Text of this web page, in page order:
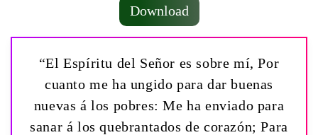
Download
“El Espíritu del Señor es sobre mí, Por
cuanto me ha ungido para dar buenas
nuevas á los pobres: Me ha enviado para
sanar á los quebrantados de corazón; Para